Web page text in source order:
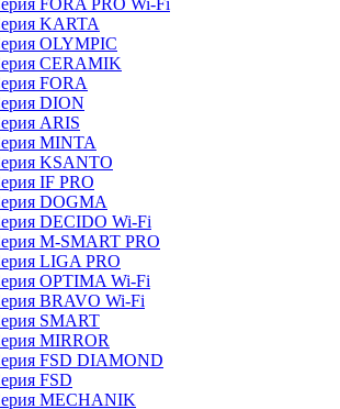
FORA PRO Wi-Fi
KARTA
OLYMPIC
CERAMIK
FORA
DION
ARIS
MINTA
KSANTO
IF PRO
DOGMA
DECIDO Wi-Fi
M-SMART PRO
LIGA PRO
OPTIMA Wi-Fi
BRAVO Wi-Fi
SMART
MIRROR
FSD DIAMOND
FSD
MECHANIK